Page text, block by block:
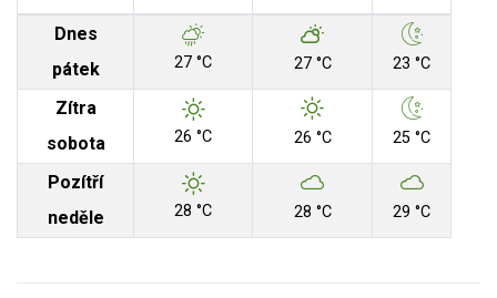
Dnes
pátek
27 °C 27 °C 23 °C
Zítra
sobota
26 °C 26 °C 25 °C
Pozítří
neděle
28 °C 28 °C 29 °C